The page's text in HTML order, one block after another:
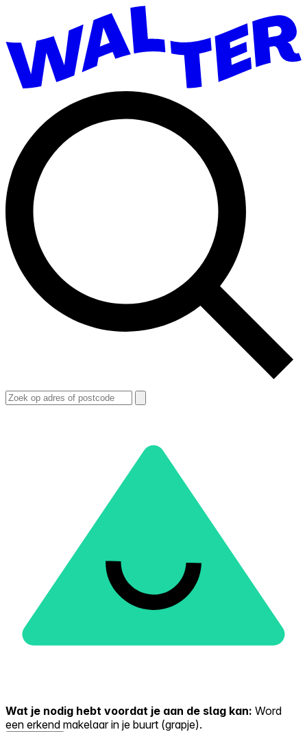
Wat je nodig hebt voordat je aan de slag kan: Word
een erkend makelaar in je buurt (grapje).